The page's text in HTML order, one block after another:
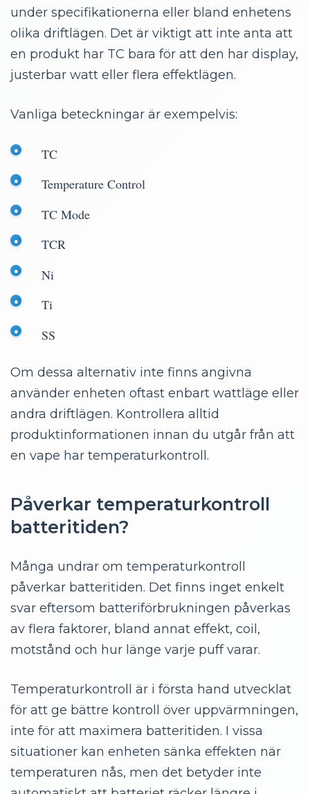
under specifikationerna eller bland enhetens
olika driftlägen. Det är viktigt att inte anta att
en produkt har TC bara för att den har display,
justerbar watt eller flera effektlägen.
Vanliga beteckningar är exempelvis:
TC
Temperature Control
TC Mode
TCR
Ni
Ti
SS
Om dessa alternativ inte finns angivna
använder enheten oftast enbart wattläge eller
andra driftlägen. Kontrollera alltid
produktinformationen innan du utgår från att
en vape har temperaturkontroll.
Påverkar temperaturkontroll
batteritiden?
Många undrar om temperaturkontroll
påverkar batteritiden. Det finns inget enkelt
svar eftersom batteriförbrukningen påverkas
av flera faktorer, bland annat effekt, coil,
motstånd och hur länge varje puff varar.
Temperaturkontroll är i första hand utvecklat
för att ge bättre kontroll över uppvärmningen,
inte för att maximera batteritiden. I vissa
situationer kan enheten sänka effekten när
temperaturen nås, men det betyder inte